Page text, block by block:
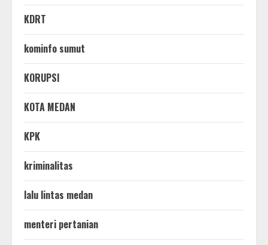
KDRT
kominfo sumut
KORUPSI
KOTA MEDAN
KPK
kriminalitas
lalu lintas medan
menteri pertanian